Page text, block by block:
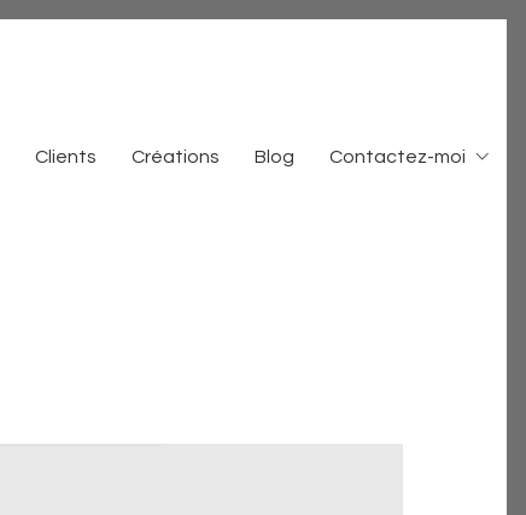
Clients Créations Blog Contactez-moi